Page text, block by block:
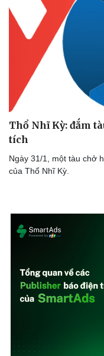
Thế giới thể thao
eSports
Hậu trường
Thổ Nhĩ Kỳ: đắm
tích
Ngày 31/1, một tàu chở
của Thổ Nhĩ Kỳ.